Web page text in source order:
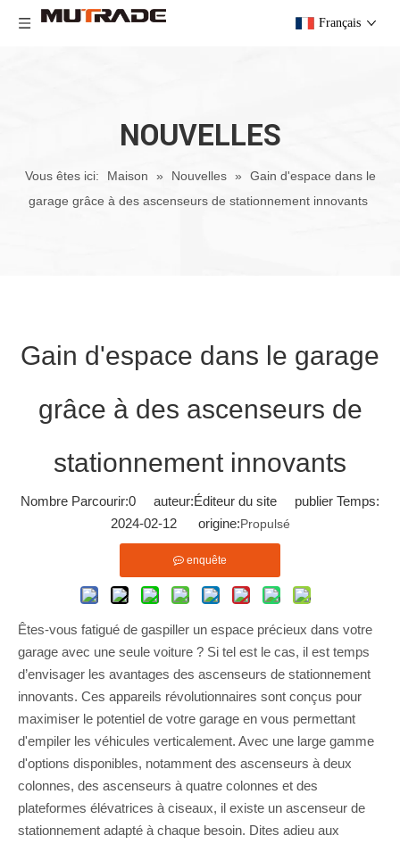
Français
NOUVELLES
Vous êtes ici: Maison » Nouvelles »
Gain d'espace dans le
garage grâce à des ascenseurs de stationnement innovants
Gain d'espace dans le garage
grâce à des ascenseurs de
stationnement innovants
Nombre Parcourir:0 auteur:Éditeur du site publier Temps:
2024-02-12 origine:Propulsé
enquête
Êtes-vous fatigué de gaspiller un espace précieux dans votre
garage avec une seule voiture ? Si tel est le cas, il est temps
d’envisager les avantages des ascenseurs de stationnement
innovants. Ces appareils révolutionnaires sont conçus pour
maximiser le potentiel de votre garage en vous permettant
d'empiler les véhicules verticalement. Avec une large gamme
d'options disponibles, notamment des ascenseurs à deux
colonnes, des ascenseurs à quatre colonnes et des
plateformes élévatrices à ciseaux, il existe un ascenseur de
stationnement adapté à chaque besoin. Dites adieu aux